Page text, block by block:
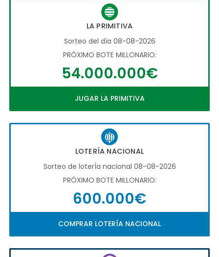
LA PRIMITIVA
Sorteo del día 08-08-2026
PRÓXIMO BOTE MILLONARIO:
54.000.000€
JUGAR LA PRIMITIVA
LOTERÍA NACIONAL
Sorteo de loterÍa nacional 08-08-2026
PRÓXIMO BOTE MILLONARIO:
600.000€
COMPRAR LOTERÍA NACIONAL